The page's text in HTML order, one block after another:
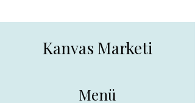
Kanvas Marketi
Menü